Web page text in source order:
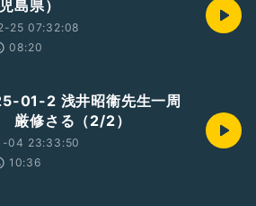
島県）
25 07:32:08
08:20
01-2 浅井昭衞先生一周
厳修さる（2/2）
04 23:33:50
10:36